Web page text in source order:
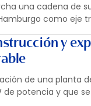
una cadena de
como eje
y
de una planta
potencia y que se